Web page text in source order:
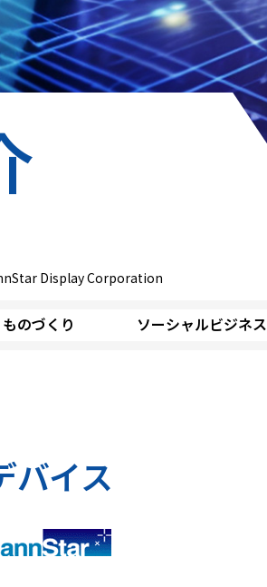
Display Corporation
ものづくり ソーシャルビジネス
バイス